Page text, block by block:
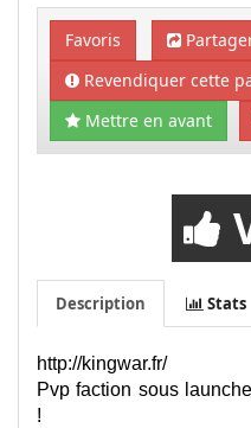
Favoris
Revendiquer cette
Mettre en avant
Description Stats
http://kingwar.fr/
Pvp faction sous
!